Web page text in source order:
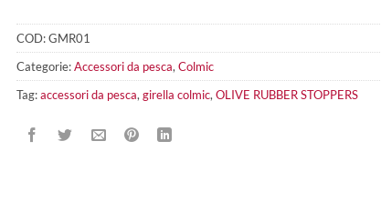
COD:GMR01
Categorie:Accessori da pesca, Colmic
Tag:accessori da pesca, girella colmic, OLIVE RUBBER STOPPERS